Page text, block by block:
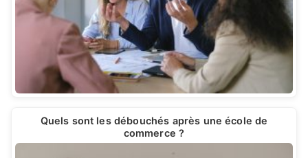
Quels sont les débouchés après une école de
commerce ?